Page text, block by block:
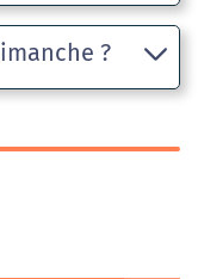
?